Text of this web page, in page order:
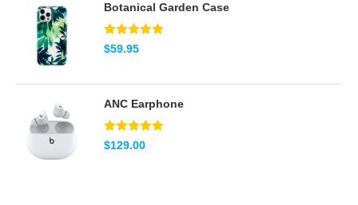
Botanical Garden Case
Note5.00
sur 5
$59.95
ANC Earphone
Note5.00
sur 5
$129.00